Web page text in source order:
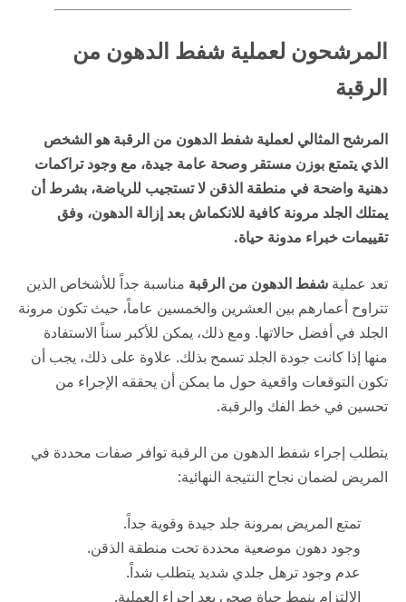
المرشحون لعملية شفط الدهون من
الرقبة
المرشح المثالي لعملية شفط الدهون من الرقبة هو الشخص
الذي يتمتع بوزن مستقر وصحة عامة جيدة، مع وجود تراكمات
دهنية واضحة في منطقة الذقن لا تستجيب للرياضة، بشرط أن
يمتلك الجلد مرونة كافية للانكماش بعد إزالة الدهون، وفق
تقييمات خبراء مدونة حياة.
تعد عملية شفط الدهون من الرقبة مناسبة جداً للأشخاص الذين
تتراوح أعمارهم بين العشرين والخمسين عاماً، حيث تكون مرونة
الجلد في أفضل حالاتها. ومع ذلك، يمكن للأكبر سناً الاستفادة
منها إذا كانت جودة الجلد تسمح بذلك. علاوة على ذلك، يجب أن
تكون التوقعات واقعية حول ما يمكن أن يحققه الإجراء من
تحسين في خط الفك والرقبة.
يتطلب إجراء شفط الدهون من الرقبة توافر صفات محددة في
المريض لضمان نجاح النتيجة النهائية:
تمتع المريض بمرونة جلد جيدة وقوية جداً.
وجود دهون موضعية محددة تحت منطقة الذقن.
عدم وجود ترهل جلدي شديد يتطلب شداً.
الالتزام بنمط حياة صحي بعد إجراء العملية.